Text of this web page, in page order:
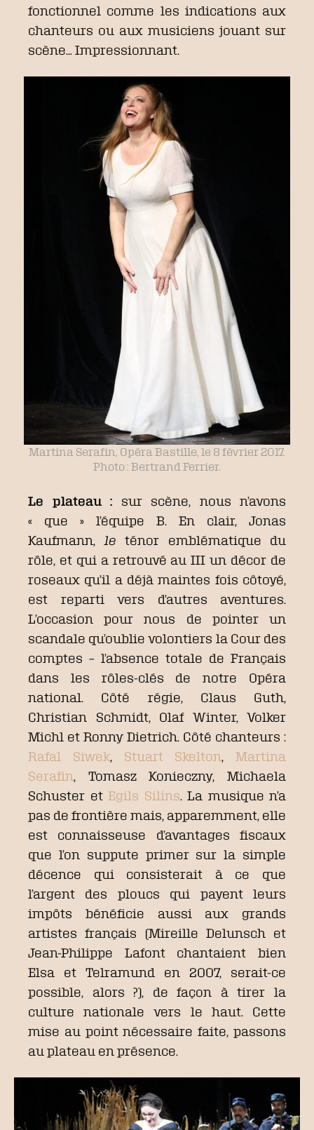
fonctionnel comme les indications aux
chanteurs ou aux musiciens jouant sur
scène… Impressionnant.
Martina Serafin, Opéra Bastille, le 8 février 2017.
Photo : Bertrand Ferrier.
Le plateau : sur scène, nous n’avons
« que » l’équipe B. En clair, Jonas
Kaufmann, le ténor emblématique du
rôle, et qui a retrouvé au III un décor de
roseaux qu’il a déjà maintes fois côtoyé,
est reparti vers d’autres aventures.
L’occasion pour nous de pointer un
scandale qu’oublie volontiers la Cour des
comptes – l’absence totale de Français
dans les rôles-clés de notre Opéra
national. Côté régie, Claus Guth,
Christian Schmidt, Olaf Winter, Volker
Michl et Ronny Dietrich. Côté chanteurs :
Rafal Siwek, Stuart Skelton, Martina
Serafin, Tomasz Konieczny, Michaela
Schuster et Egils Silins. La musique n’a
pas de frontière mais, apparemment, elle
est connaisseuse d’avantages fiscaux
que l’on suppute primer sur la simple
décence qui consisterait à ce que
l’argent des ploucs qui payent leurs
impôts bénéficie aussi aux grands
artistes français (Mireille Delunsch et
Jean-Philippe Lafont chantaient bien
Elsa et Telramund en 2007, serait-ce
possible, alors ?), de façon à tirer la
culture nationale vers le haut. Cette
mise au point nécessaire faite, passons
au plateau en présence.